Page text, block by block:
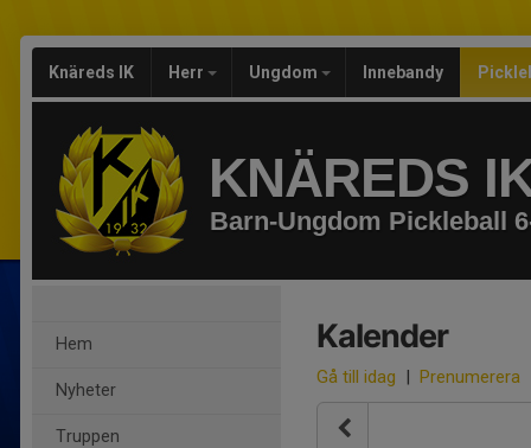
Knäreds IK Herr Ungdom Innebandy
KNÄREDS
Barn-Ungdom Pickleball
Hem
Nyheter
Truppen
Kalender
Gå till idag | Prenumerera